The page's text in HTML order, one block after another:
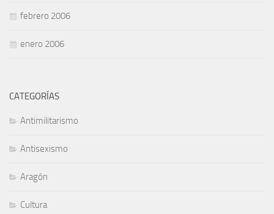
febrero 2006
enero 2006
CATEGORÍAS
Antimilitarismo
Antisexismo
Aragón
Cultura